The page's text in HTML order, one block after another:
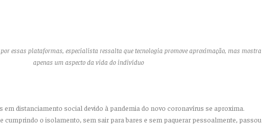
essas plataformas, especialista ressalta que tecnologia promove aproximação, mas mostra
apenas um aspecto da vida do indivíduo
em distanciamento social devido à pandemia do novo coronavírus se aproxima.
cumprindo o isolamento, sem sair para bares e sem paquerar pessoalmente, passou